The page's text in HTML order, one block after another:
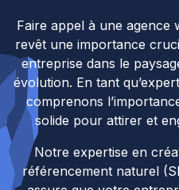
Faire appel à une agence
revêt une importance
entreprise dans le
évolution. En tant
comprenons
solide pour attirer et
Notre expertise en
référencement naturel